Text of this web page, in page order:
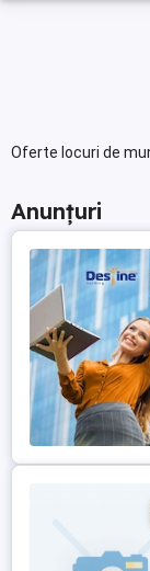
Oferte locuri de
Anunțuri